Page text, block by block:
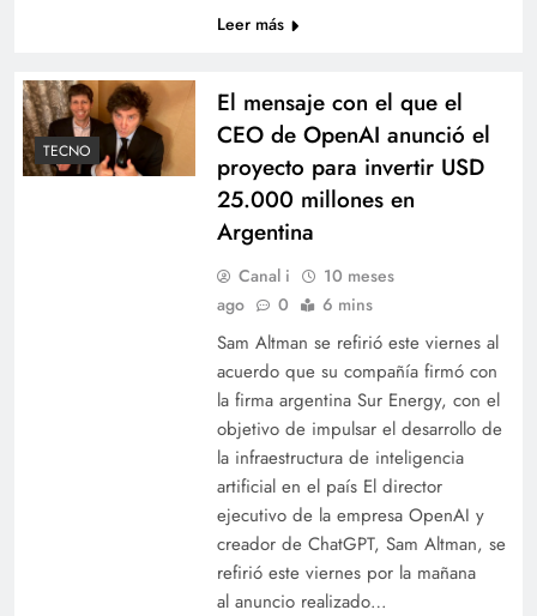
Leer más
TECNO
El mensaje con el que el
CEO de OpenAI anunció el
proyecto para invertir USD
25.000 millones en
Argentina
Canal i
10 meses
ago
0 6 mins
Sam Altman se refirió este viernes al
acuerdo que su compañía firmó con
la firma argentina Sur Energy, con el
objetivo de impulsar el desarrollo de
la infraestructura de inteligencia
artificial en el país El director
ejecutivo de la empresa OpenAI y
creador de ChatGPT, Sam Altman, se
refirió este viernes por la mañana
al anuncio realizado…